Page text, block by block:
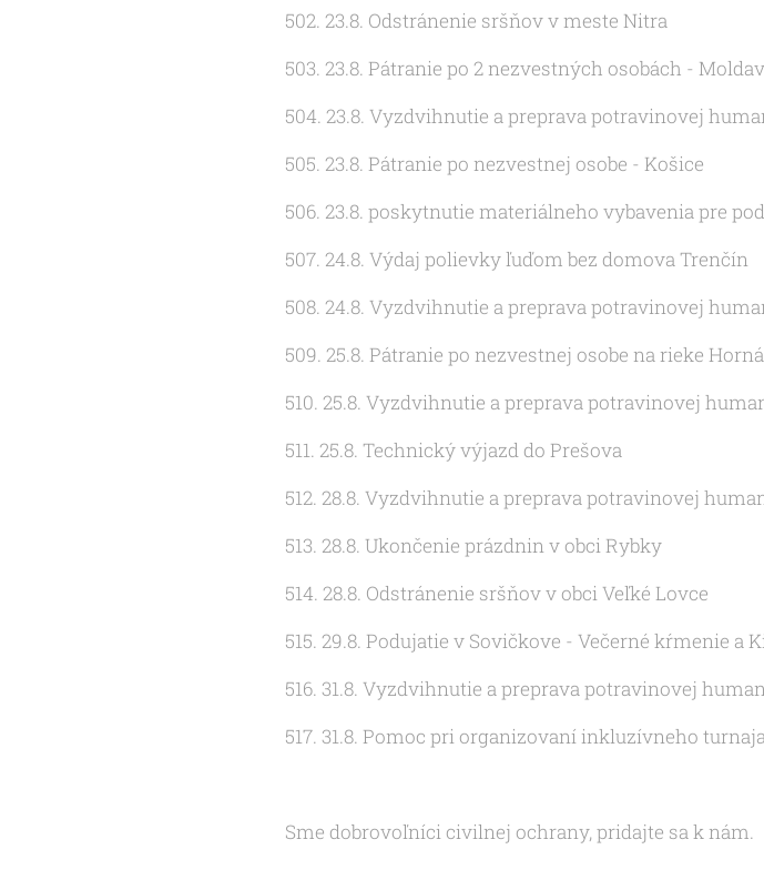
502. 23.8. Odstránenie sršňov v meste Nitra
503. 23.8. Pátranie po 2 nezvestných osobách -
504. 23.8. Vyzdvihnutie a preprava potravinovej
505. 23.8. Pátranie po nezvestnej osobe - Košice
506. 23.8. poskytnutie materiálneho vybavenia pre
507. 24.8. Výdaj polievky ľuďom bez domova Trenčín
508. 24.8. Vyzdvihnutie a preprava potravinovej
509. 25.8. Pátranie po nezvestnej osobe na rieke
510. 25.8. Vyzdvihnutie a preprava potravinovej
511. 25.8. Technický výjazd do Prešova
512. 28.8. Vyzdvihnutie a preprava potravinovej
513. 28.8. Ukončenie prázdnin v obci Rybky
514. 28.8. Odstránenie sršňov v obci Veľké Lovce
515. 29.8. Podujatie v Sovičkove - Večerné kŕmenie a
516. 31.8. Vyzdvihnutie a preprava potravinovej
517. 31.8. Pomoc pri organizovaní inkluzívneho
Sme dobrovoľníci civilnej ochrany, pridajte sa k nám.